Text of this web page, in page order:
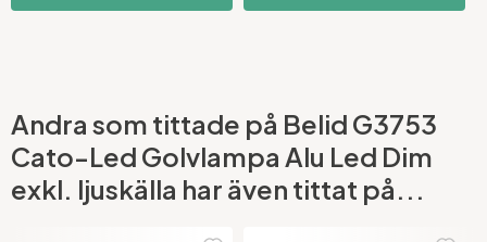
Andra som tittade på Belid G3753
Cato-Led Golvlampa Alu Led Dim
exkl. ljuskälla har även tittat på...